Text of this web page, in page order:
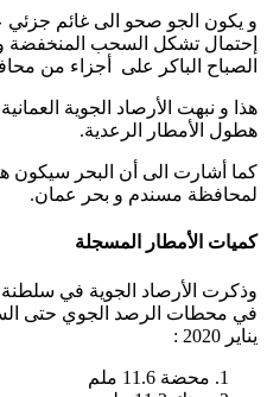
و يكون الجو صحو الى غائم
إحتمال تشكل السحب المنخفضة و
الصباح الباكر على أجزاء من
هذا و نبهت الأرصاد الجوية
هطول الأمطار الرعدية.
كما أشارت الى أن البحر سيكون
لمحافظة مسندم و بحر عمان.
كميات الأمطار المسجلة
وذكرت الأرصاد الجوية في
يناير 2020 :
محضة 11.6 ملم